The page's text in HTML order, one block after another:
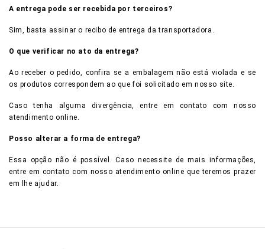
A entrega pode ser recebida por terceiros?
Sim, basta assinar o recibo de entrega da transportadora.
O que verificar no ato da entrega?
Ao receber o pedido, confira se a embalagem não está violada e se
os produtos correspondem ao que foi solicitado em nosso site.
Caso tenha alguma divergência, entre em contato com nosso
atendimento online.
Posso alterar a forma de entrega?
Essa opção não é possível. Caso necessite de mais informações,
entre em contato com nosso atendimento online que teremos prazer
em lhe ajudar.